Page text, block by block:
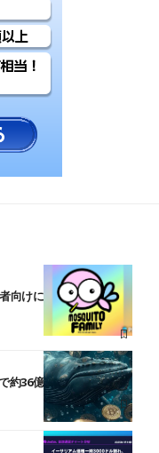
向けにAL申込み受付開
約36億円を失う